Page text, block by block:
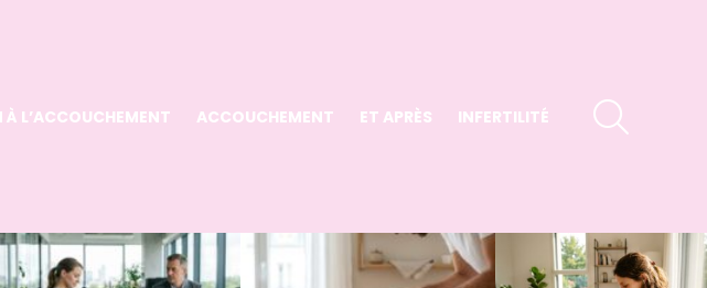
À L’ACCOUCHEMENT ACCOUCHEMENT ET APRÈS INFERTILITÉ